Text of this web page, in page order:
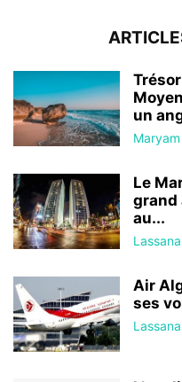
un
Maryam
Le
grand
au...
Lassana
Air
ses
Lassana